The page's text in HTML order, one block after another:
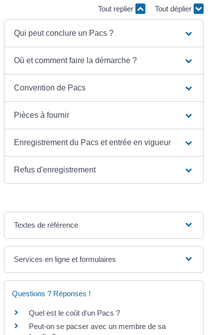
Tout replier Tout déplier
Qui peut conclure un Pacs ?
Où et comment faire la démarche ?
Convention de Pacs
Pièces à fournir
Enregistrement du Pacs et entrée en vigueur
Refus d'enregistrement
Textes de référence
Services en ligne et formulaires
Questions ? Réponses !
Quel est le coût d'un Pacs ?
Peut-on se pacser avec un membre de sa